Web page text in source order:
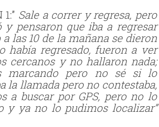
Sale a correr y regresa, pero
y pensaron que iba a regresar
las 10 de la mañana se dieron
había regresado, fueron a ver
cercanos y no hallaron nada;
marcando pero no sé si lo
la llamada pero no contestaba,
a buscar por GPS, pero no lo
y ya no lo pudimos localizar”